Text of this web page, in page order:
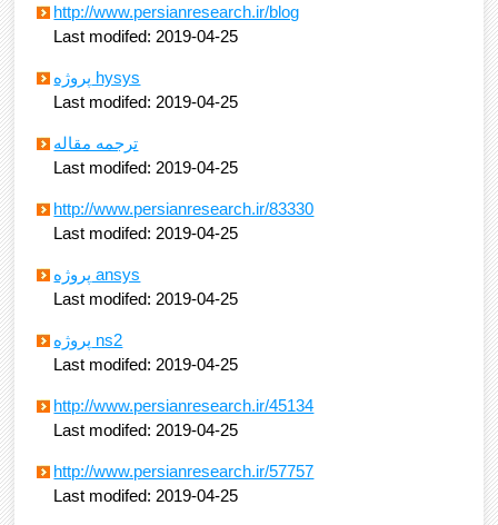
http://www.persianresearch.ir/blog
Last modifed: 2019-04-25
پروژه hysys
Last modifed: 2019-04-25
ترجمه مقاله
Last modifed: 2019-04-25
http://www.persianresearch.ir/83330
Last modifed: 2019-04-25
پروژه ansys
Last modifed: 2019-04-25
پروژه ns2
Last modifed: 2019-04-25
http://www.persianresearch.ir/45134
Last modifed: 2019-04-25
http://www.persianresearch.ir/57757
Last modifed: 2019-04-25